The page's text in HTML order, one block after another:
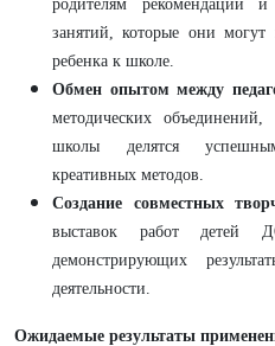
родителям рекомендаций
занятий, которые они могут
ребенка к школе.
Обмен опытом между
методических
школы делятся
креативных методов.
Создание совместных
выставок работ детей
демонстрирующих
деятельности.
Ожидаемые результаты